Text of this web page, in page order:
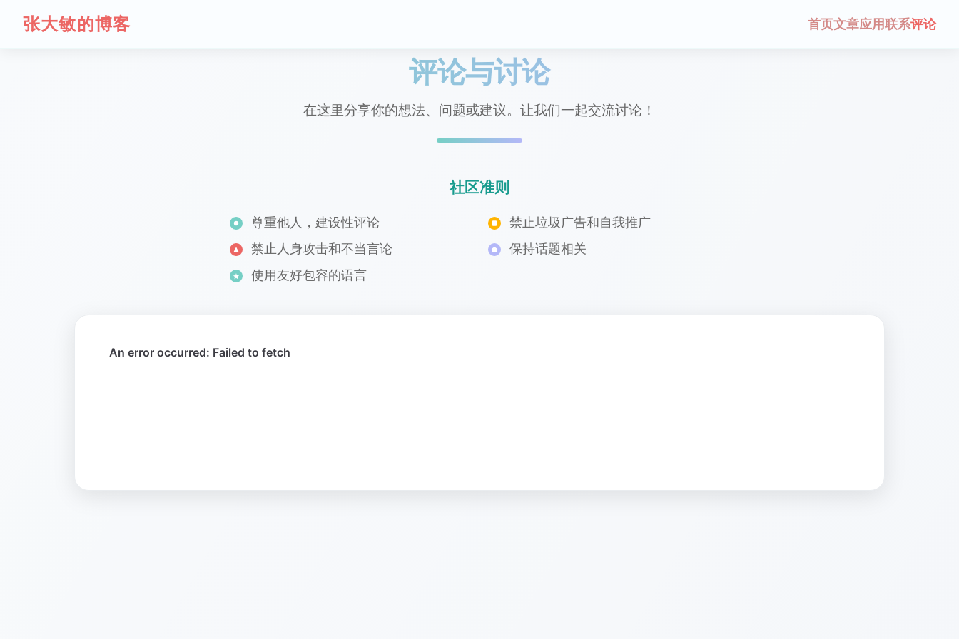
张大敏的博客 首页文章应用联系评论
评论与讨论
在这里分享你的想法、问题或建议。让我们一起交流讨论！
社区准则
尊重他人，建设性评论
禁止垃圾广告和自我推广
禁止人身攻击和不当言论
保持话题相关
使用友好包容的语言